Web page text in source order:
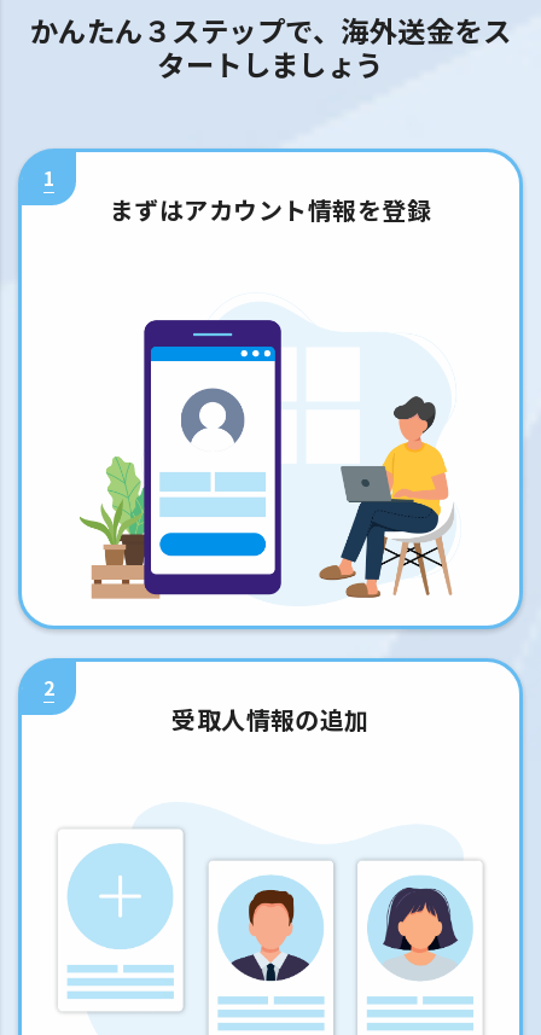
かんたん３ステップで、海外送金をス
タートしましょう
1
まずはアカウント情報を登録
2
受取人情報の追加